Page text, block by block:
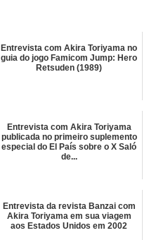
Entrevista com Akira Toriyama no
guia do jogo Famicom Jump: Hero
Retsuden (1989)
Entrevista com Akira Toriyama
publicada no primeiro suplemento
especial do El País sobre o X Saló
de...
Entrevista da revista Banzai com
Akira Toriyama em sua viagem
aos Estados Unidos em 2002